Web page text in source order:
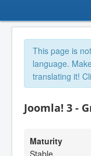
This page is
language.
translating it!
Joomla! 3 -
Maturity
Stable